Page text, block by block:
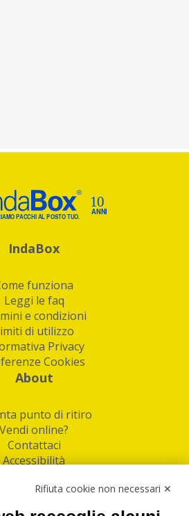
IndaBox
funziona
Leggi le faq
e condizioni
di utilizzo
Privacy
Cookies
About
punto di ritiro
Vendi online?
Contattaci
Accessibilità
Rifiuta cookie non necessari ✕